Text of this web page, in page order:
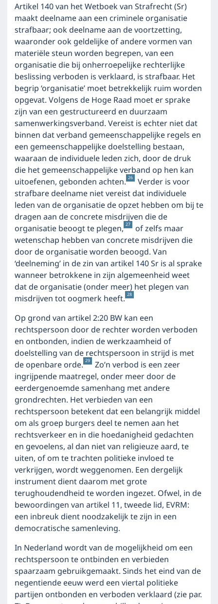
Artikel 140 van het Wetboek van Strafrecht (Sr)
maakt deelname aan een criminele organisatie
strafbaar; ook deelname aan de voortzetting,
waaronder ook geldelijke of andere vormen van
materiële steun worden begrepen, van een
organisatie die bij onherroepelijke rechterlijke
beslissing verboden is verklaard, is strafbaar. Het
begrip ‘organisatie’ moet betrekkelijk ruim worden
opgevat. Volgens de Hoge Raad moet er sprake
zijn van een gestructureerd en duurzaam
samenwerkingsverband. Vereist is echter niet dat
binnen dat verband gemeenschappelijke regels en
een gemeenschappelijke doelstelling bestaan,
waaraan de individuele leden zich, door de druk
die het gemeenschappelijke verband op hen kan
uitoefenen, gebonden achten. 26
Verder is voor
strafbare deelname niet vereist dat individuele
leden van de organisatie de opzet hebben om bij te
dragen aan de concrete misdrijven die de
organisatie beoogt te plegen, 27
of zelfs maar
wetenschap hebben van concrete misdrijven die
door de organisatie worden beoogd. Van
‘deelneming’ in de zin van artikel 140 Sr is al sprake
wanneer betrokkene in zijn algemeenheid weet
dat de organisatie (onder meer) het plegen van
misdrijven tot oogmerk heeft. 28
Op grond van artikel 2:20 BW kan een
rechtspersoon door de rechter worden verboden
en ontbonden, indien de werkzaamheid of
doelstelling van de rechtspersoon in strijd is met
de openbare orde. 29
Zo’n verbod is een zeer
ingrijpende maatregel, onder meer door de
eerdergenoemde samenhang met andere
grondrechten. Het verbieden van een
rechtspersoon betekent dat een belangrijk middel
om als groep burgers deel te nemen aan het
rechtsverkeer en in die hoedanigheid gedachten
en gevoelens, al dan niet van religieuze aard, te
uiten, of om te trachten politieke invloed te
verkrijgen, wordt weggenomen. Een dergelijk
instrument dient daarom met grote
terughoudendheid te worden ingezet. Ofwel, in de
bewoordingen van artikel 11, tweede lid, EVRM:
een inbreuk dient noodzakelijk te zijn in een
democratische samenleving.
In Nederland wordt van de mogelijkheid om een
rechtspersoon te ontbinden en verbieden
spaarzaam gebruikgemaakt. Sinds het eind van de
negentiende eeuw werd een viertal politieke
partijen ontbonden en verboden verklaard (zie par.